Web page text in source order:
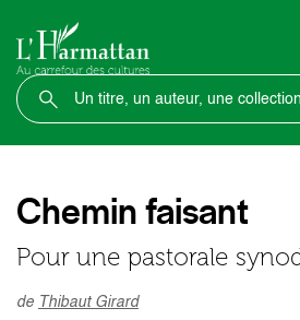
Chemin faisant
Pour une pastorale
de Thibaut Girard